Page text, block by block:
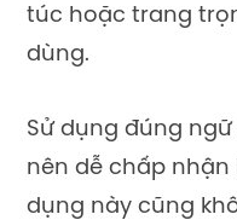
túc hoặc trang
dùng.
Sử dụng đúng
nên dễ chấp nhận
dụng này cũng